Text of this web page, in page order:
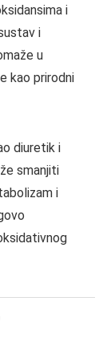
i
i
u
kao prirodni
diuretik i
smanjiti
i